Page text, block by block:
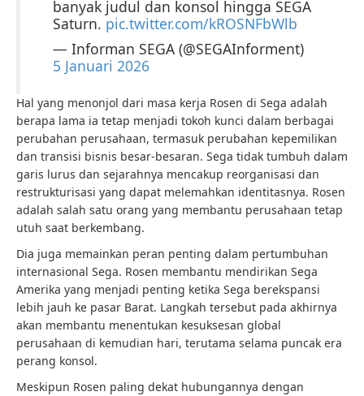
banyak judul dan konsol hingga SEGA
Saturn. pic.twitter.com/kROSNFbWlb
— Informan SEGA (@SEGAInforment)
5 Januari 2026
Hal yang menonjol dari masa kerja Rosen di Sega adalah
berapa lama ia tetap menjadi tokoh kunci dalam berbagai
perubahan perusahaan, termasuk perubahan kepemilikan
dan transisi bisnis besar-besaran. Sega tidak tumbuh dalam
garis lurus dan sejarahnya mencakup reorganisasi dan
restrukturisasi yang dapat melemahkan identitasnya. Rosen
adalah salah satu orang yang membantu perusahaan tetap
utuh saat berkembang.
Dia juga memainkan peran penting dalam pertumbuhan
internasional Sega. Rosen membantu mendirikan Sega
Amerika yang menjadi penting ketika Sega berekspansi
lebih jauh ke pasar Barat. Langkah tersebut pada akhirnya
akan membantu menentukan kesuksesan global
perusahaan di kemudian hari, terutama selama puncak era
perang konsol.
Meskipun Rosen paling dekat hubungannya dengan